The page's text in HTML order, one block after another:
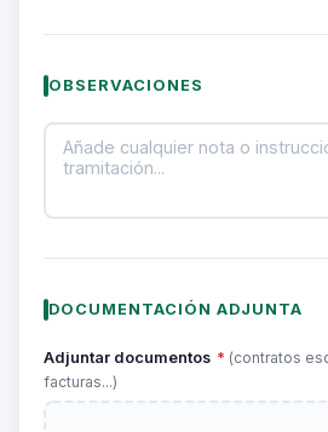
OBSERVACIONES
DOCUMENTACIÓN ADJUNTA
Adjuntar documentos * (contratos
facturas...)